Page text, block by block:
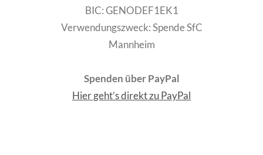
BIC:GENODEF1EK1
Verwendungszweck: Spende SfC
Mannheim
Spenden über PayPal
Hier geht’s direkt zu PayPal